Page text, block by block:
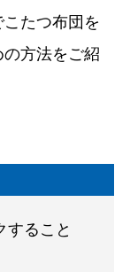
たつ布団を
方法をご紹
すること